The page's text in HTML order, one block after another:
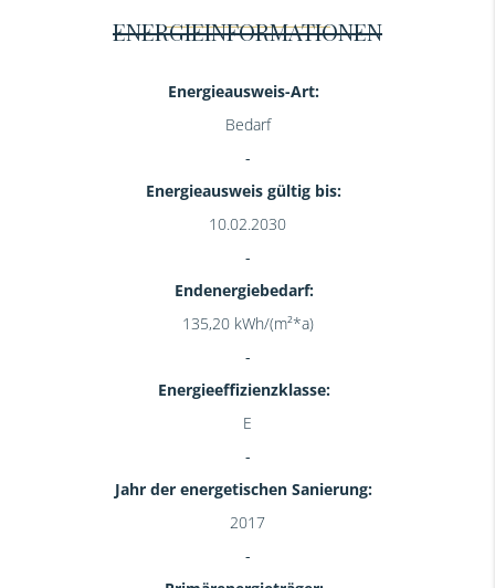
ENERGIEINFORMATIONEN
Energieausweis-Art:
Bedarf
Energieausweis gültig bis:
10.02.2030
Endenergiebedarf:
135,20 kWh/(m²*a)
Energieeffizienzklasse:
E
Jahr der energetischen Sanierung:
2017